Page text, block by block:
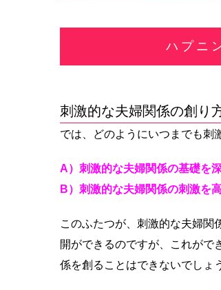
ハプニ
刺激的な夫婦関係の創り
では、どのようにいつまでも刺
A）刺激的な夫婦関係の基礎を
B）刺激的な夫婦関係の刺激を
このふたつが、刺激的な夫婦関
開ができるのですが、これがで
係を創ることはできないでしょ